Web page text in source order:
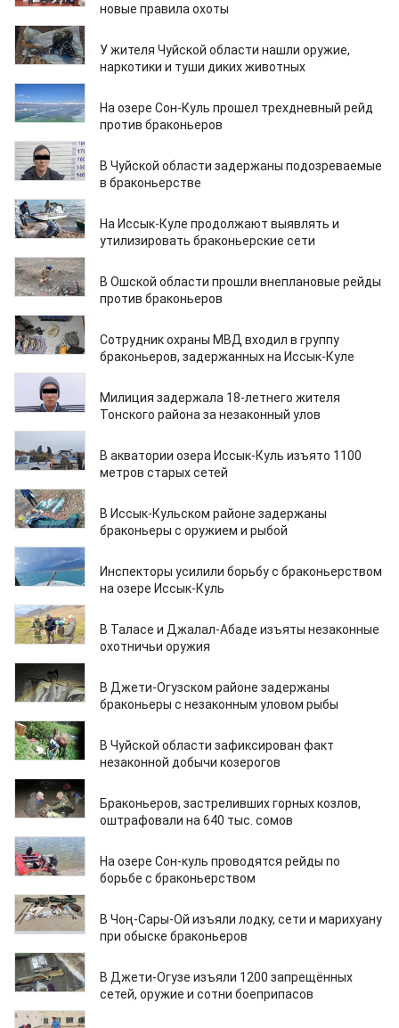
новые правила охоты
06.03.2026
У жителя Чуйской области нашли оружие,
наркотики и туши диких животных
06.03.2026
На озере Сон-Куль прошел трехдневный рейд
против браконьеров
18.02.2026
В Чуйской области задержаны подозреваемые
в браконьерстве
27.01.2026
На Иссык-Куле продолжают выявлять и
утилизировать браконьерские сети
22.12.2025
В Ошской области прошли внеплановые рейды
против браконьеров
21.11.2025
Сотрудник охраны МВД входил в группу
браконьеров, задержанных на Иссык-Куле
10.11.2025
Милиция задержала 18-летнего жителя
Тонского района за незаконный улов
В акватории озера Иссык-Куль изъято 1100
метров старых сетей
03.11.2025
В Иссык-Кульском районе задержаны
браконьеры с оружием и рыбой
10.10.2025
Инспекторы усилили борьбу с браконьерством
на озере Иссык-Куль
15.09.2025
В Таласе и Джалал-Абаде изъяты незаконные
охотничьи оружия
12.09.2025
В Джети-Огузском районе задержаны
браконьеры с незаконным уловом рыбы
11.09.2025
В Чуйской области зафиксирован факт
незаконной добычи козерогов
29.08.2025
Браконьеров, застреливших горных козлов,
оштрафовали на 640 тыс. сомов
26.06.2025
На озере Сон-куль проводятся рейды по
борьбе с браконьерством
21.06.2025
В Чоң-Сары-Ой изъяли лодку, сети и марихуану
при обыске браконьеров
12.06.2025
В Джети-Огузе изъяли 1200 запрещённых
сетей, оружие и сотни боеприпасов
11.06.2025